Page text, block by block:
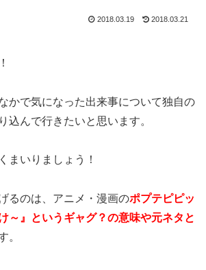
2018.03.19 2018.03.21
かで気になった出来事について独自の
込んで行きたいと思います。
まいりましょう！
るのは、アニメ・漫画のポプテピピッ
～』というギャグ？の意味や元ネタと
。